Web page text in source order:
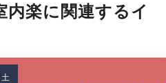
内楽に関連するイ
土